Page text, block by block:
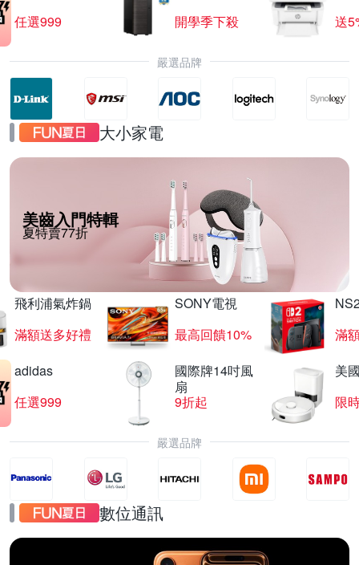
任選999
開學季下殺
送
嚴選品牌
大小家電
美齒入門特輯
夏特賣77折
飛利浦氣炸鍋
滿額送多好禮
SONY電視
最高回饋10%
滿
adidas
任選999
國際牌14吋風
扇
9折起
美
限
嚴選品牌
數位通訊